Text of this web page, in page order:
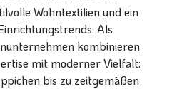
Wohntextilien und ein
Als
kombinieren
mit moderner Vielfalt:
bis zu zeitgemäßen